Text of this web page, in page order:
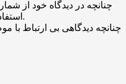
استفاده کرده باشید تایید نخواهد شد.
چنانچه دیدگاهی بی ارتباط